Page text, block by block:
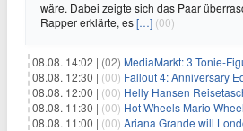
wäre. Dabei zeigte sich das Paar
Rapper erklärte, es[…] (00)
08.08. 14:02 | (02) MediaMarkt: 3 Tonie-
08.08. 12:30 | (00) Fallout 4: Anniversary
08.08. 12:00 | (00) Helly Hansen Reisetasche
08.08. 11:30 | (00) Hot Wheels Mario
08.08. 11:00 | (00) Ariana Grande will London-